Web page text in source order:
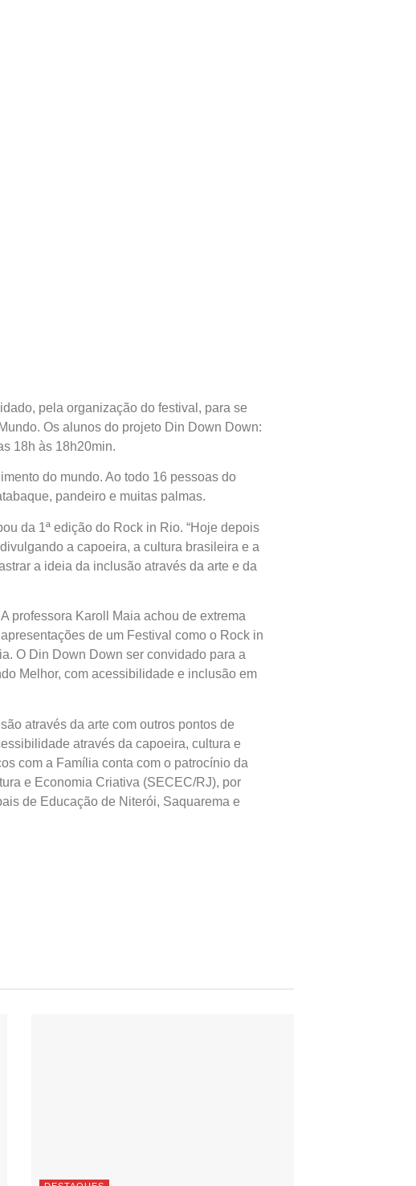
pela organização do festival, para se
Os alunos do projeto Din Down Down:
18h às 18h20min.
do mundo. Ao todo 16 pessoas do
pandeiro e muitas palmas.
da 1ª edição do Rock in Rio. “Hoje depois
a capoeira, a cultura brasileira e a
a ideia da inclusão através da arte e da
professora Karoll Maia achou de extrema
de um Festival como o Rock in
O Din Down Down ser convidado para a
Melhor, com acessibilidade e inclusão em
através da arte com outros pontos de
através da capoeira, cultura e
com a Família conta com o patrocínio da
e Economia Criativa (SECEC/RJ), por
de Educação de Niterói, Saquarema e